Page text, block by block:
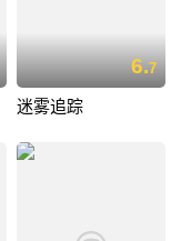
6.7
迷雾追踪